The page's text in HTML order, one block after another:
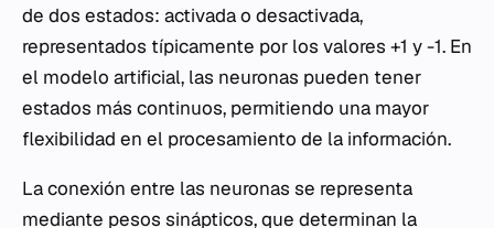
de dos estados: activada o desactivada,
representados típicamente por los valores +1 y -1. En
el modelo artificial, las neuronas pueden tener
estados más continuos, permitiendo una mayor
flexibilidad en el procesamiento de la información.
La conexión entre las neuronas se representa
mediante pesos sinápticos, que determinan la